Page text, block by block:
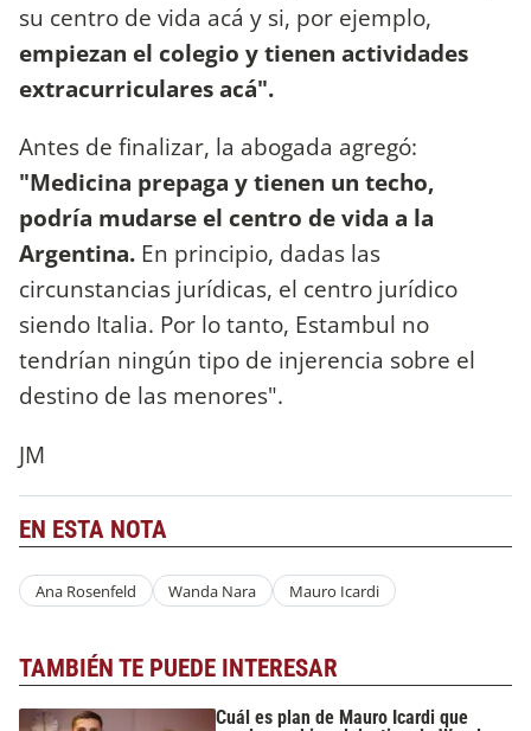
su centro de vida acá y si, por ejemplo,
empiezan el colegio y tienen actividades
extracurriculares acá".
Antes de finalizar, la abogada agregó:
"Medicina prepaga y tienen un techo,
podría mudarse el centro de vida a la
Argentina. En principio, dadas las
circunstancias jurídicas, el centro jurídico
siendo Italia. Por lo tanto, Estambul no
tendrían ningún tipo de injerencia sobre el
destino de las menores".
JM
EN ESTA NOTA
Ana Rosenfeld Wanda Nara Mauro Icardi
TAMBIÉN TE PUEDE INTERESAR
Cuál es plan de Mauro Icardi que